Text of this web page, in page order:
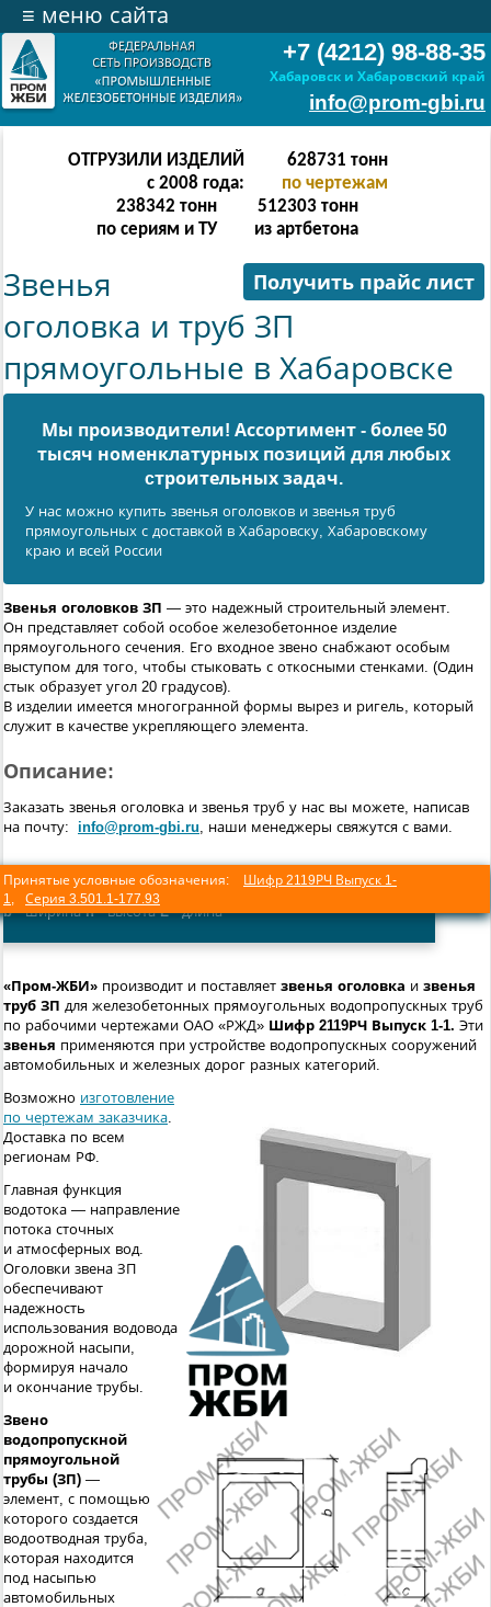
+7 (4212) 98-88-35
Хабаровск и Хабаровский край
info@prom-gbi.ru
≡ меню сайта
ОТГРУЗИЛИ ИЗДЕЛИЙ
с 2008 года:
628731 тонн
по чертежам
238342 тонн
по сериям и ТУ
512303 тонн
из артбетона
Получить прайс лист
Звенья
оголовка и труб ЗП
прямоугольные в Хабаровске
Мы производители! Ассортимент - более 50
тысяч номенклатурных позиций для любых
cтроительных задач.
У нас можно купить звенья оголовков и звенья труб
прямоугольных с доставкой в Хабаровску, Хабаровскому
краю и всей России
Звенья оголовков ЗП — это надежный строительный элемент.
Он представляет собой особое железобетонное изделие
прямоугольного сечения. Его входное звено снабжают особым
выступом для того, чтобы стыковать с откосными стенками. (Один
стык образует угол 20 градусов).
В изделии имеется многогранной формы вырез и ригель, который
служит в качестве укрепляющего элемента.
Описание:
Заказать звенья оголовка и звенья труб у нас вы можете, написав
на почту: info@prom-gbi.ru, наши менеджеры свяжутся с вами.
Принятые условные обозначения:
Шифр 2119РЧ Выпуск 1-
1, Серия 3.501.1-177.93
b- ширинаh- высотаL- длина
«Пром-ЖБИ» производит и поставляет звенья оголовка и звенья
труб ЗП для железобетонных прямоугольных водопропускных труб
по рабочими чертежами ОАО «РЖД» Шифр 2119РЧ Выпуск 1-1. Эти
звенья применяются при устройстве водопропускных сооружений
автомобильных и железных дорог разных категорий.
Возможно изготовление
по чертежам заказчика.
Доставка по всем
регионам РФ.
Главная функция
водотока — направление
потока сточных
и атмосферных вод.
Оголовки звена ЗП
обеспечивают
надежность
использования водовода
дорожной насыпи,
формируя начало
и окончание трубы.
Звено
водопропускной
прямоугольной
трубы (ЗП) —
элемент, с помощью
которого создается
водоотводная труба,
которая находится
под насыпью
автомобильных